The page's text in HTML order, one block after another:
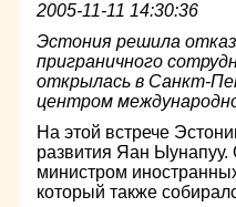
2005-11-11 14:30:36
Эстония решила
приграничного
открылась в Санкт-
центром
На этой встрече
развития Яан Ыунапуу.
министром
который также